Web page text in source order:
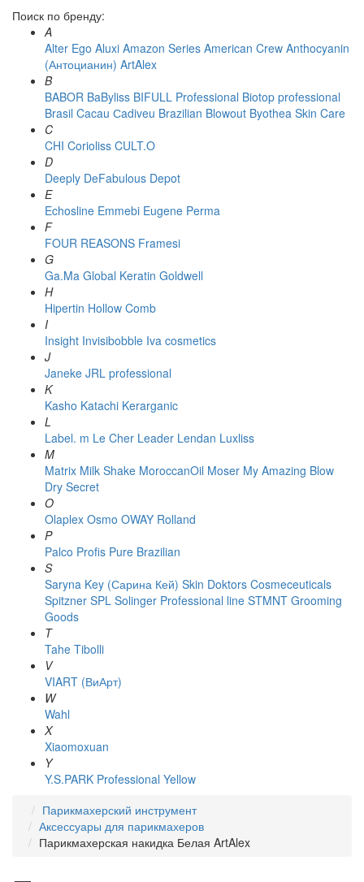
Поиск по бренду:
A
Alter Ego Aluxi Amazon Series American Crew Anthocyanin
(Антоцианин) ArtAlex
B
BABOR BaByliss BIFULL Professional Biotop professional
Brasil Cacau Сadiveu Brazilian Blowout Byothea Skin Care
C
CHI Corioliss CULT.O
D
Deeply DeFabulous Depot
E
Echosline Emmebi Eugene Perma
F
FOUR REASONS Framesi
G
Ga.Ma Global Keratin Goldwell
H
Hipertin Hollow Comb
I
Insight Invisibobble Iva cosmetics
J
Janeke JRL professional
K
Kasho Katachi Kerarganic
L
Label. m Le Cher Leader Lendan Luxliss
M
Matrix Milk Shake MoroccanOil Moser My Amazing Blow
Dry Secret
O
Olaplex Osmo OWAY Rolland
P
Palco Profis Pure Brazilian
S
Saryna Key (Сарина Кей) Skin Doktors Cosmeceuticals
Spitzner SPL Solinger Professional line STMNT Grooming
Goods
T
Tahe Tibolli
V
VIART (ВиАрт)
W
Wahl
X
Xiaomoxuan
Y
Y.S.PARK Professional Yellow
Парикмахерский инструмент
Аксессуары для парикмахеров
Парикмахерская накидка Белая ArtAlex